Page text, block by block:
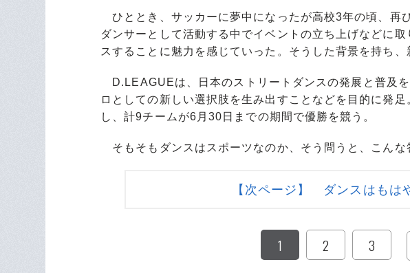
ひととき、サッカーに夢中になったが高校3年の頃、再
ダンサーとして活動する中でイベントの立ち上げなどに
スすることに魅力を感じていった。そうした背景を持ち、
D.LEAGUEは、日本のストリートダンスの発展と普及
ロとしての新しい選択肢を生み出すことなどを目的に発
し、計9チームが6月30日までの期間で優勝を競う。
そもそもダンスはスポーツなのか、そう問うと、こんな
【次ページ】 ダンスはもは
1 2 3